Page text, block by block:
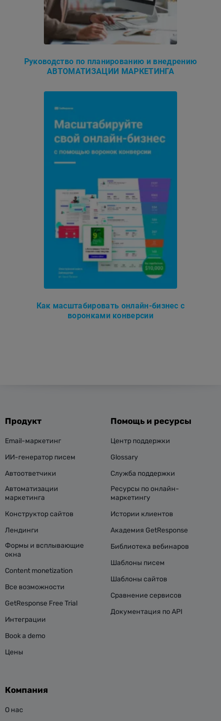
Руководство по планированию и внедрению
АВТОМАТИЗАЦИИ МАРКЕТИНГА
Как масштабировать онлайн-бизнес с
воронками конверсии
Продукт
Email-маркетинг
ИИ-генератор писем
Автоответчики
Автоматизации
маркетинга
Конструктор сайтов
Лендинги
Формы и всплывающие
окна
Content monetization
Все возможности
GetResponse Free Trial
Интеграции
Book a demo
Цены
Помощь и ресурсы
Центр поддержки
Glossary
Служба поддержки
Ресурсы по онлайн-
маркетингу
Истории клиентов
Академия GetResponse
Библиотека вебинаров
Шаблоны писем
Шаблоны сайтов
Сравнение сервисов
Документация по API
Компания
О нас